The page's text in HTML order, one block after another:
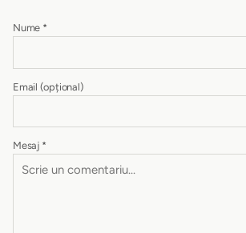
Nume *
Email (opțional)
Mesaj *